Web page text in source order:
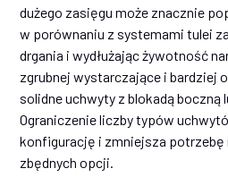
dużego zasięgu może znacznie
w porównaniu z systemami tulei
drgania i wydłużając żywotność
zgrubnej wystarczające i bardziej
solidne uchwyty z blokadą boczną
Ograniczenie liczby typów
konfigurację i zmniejsza potrzebę
zbędnych opcji.